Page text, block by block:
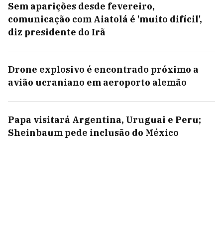
Sem aparições desde fevereiro,
comunicação com Aiatolá é 'muito difícil',
diz presidente do Irã
Drone explosivo é encontrado próximo a
avião ucraniano em aeroporto alemão
Papa visitará Argentina, Uruguai e Peru;
Sheinbaum pede inclusão do México